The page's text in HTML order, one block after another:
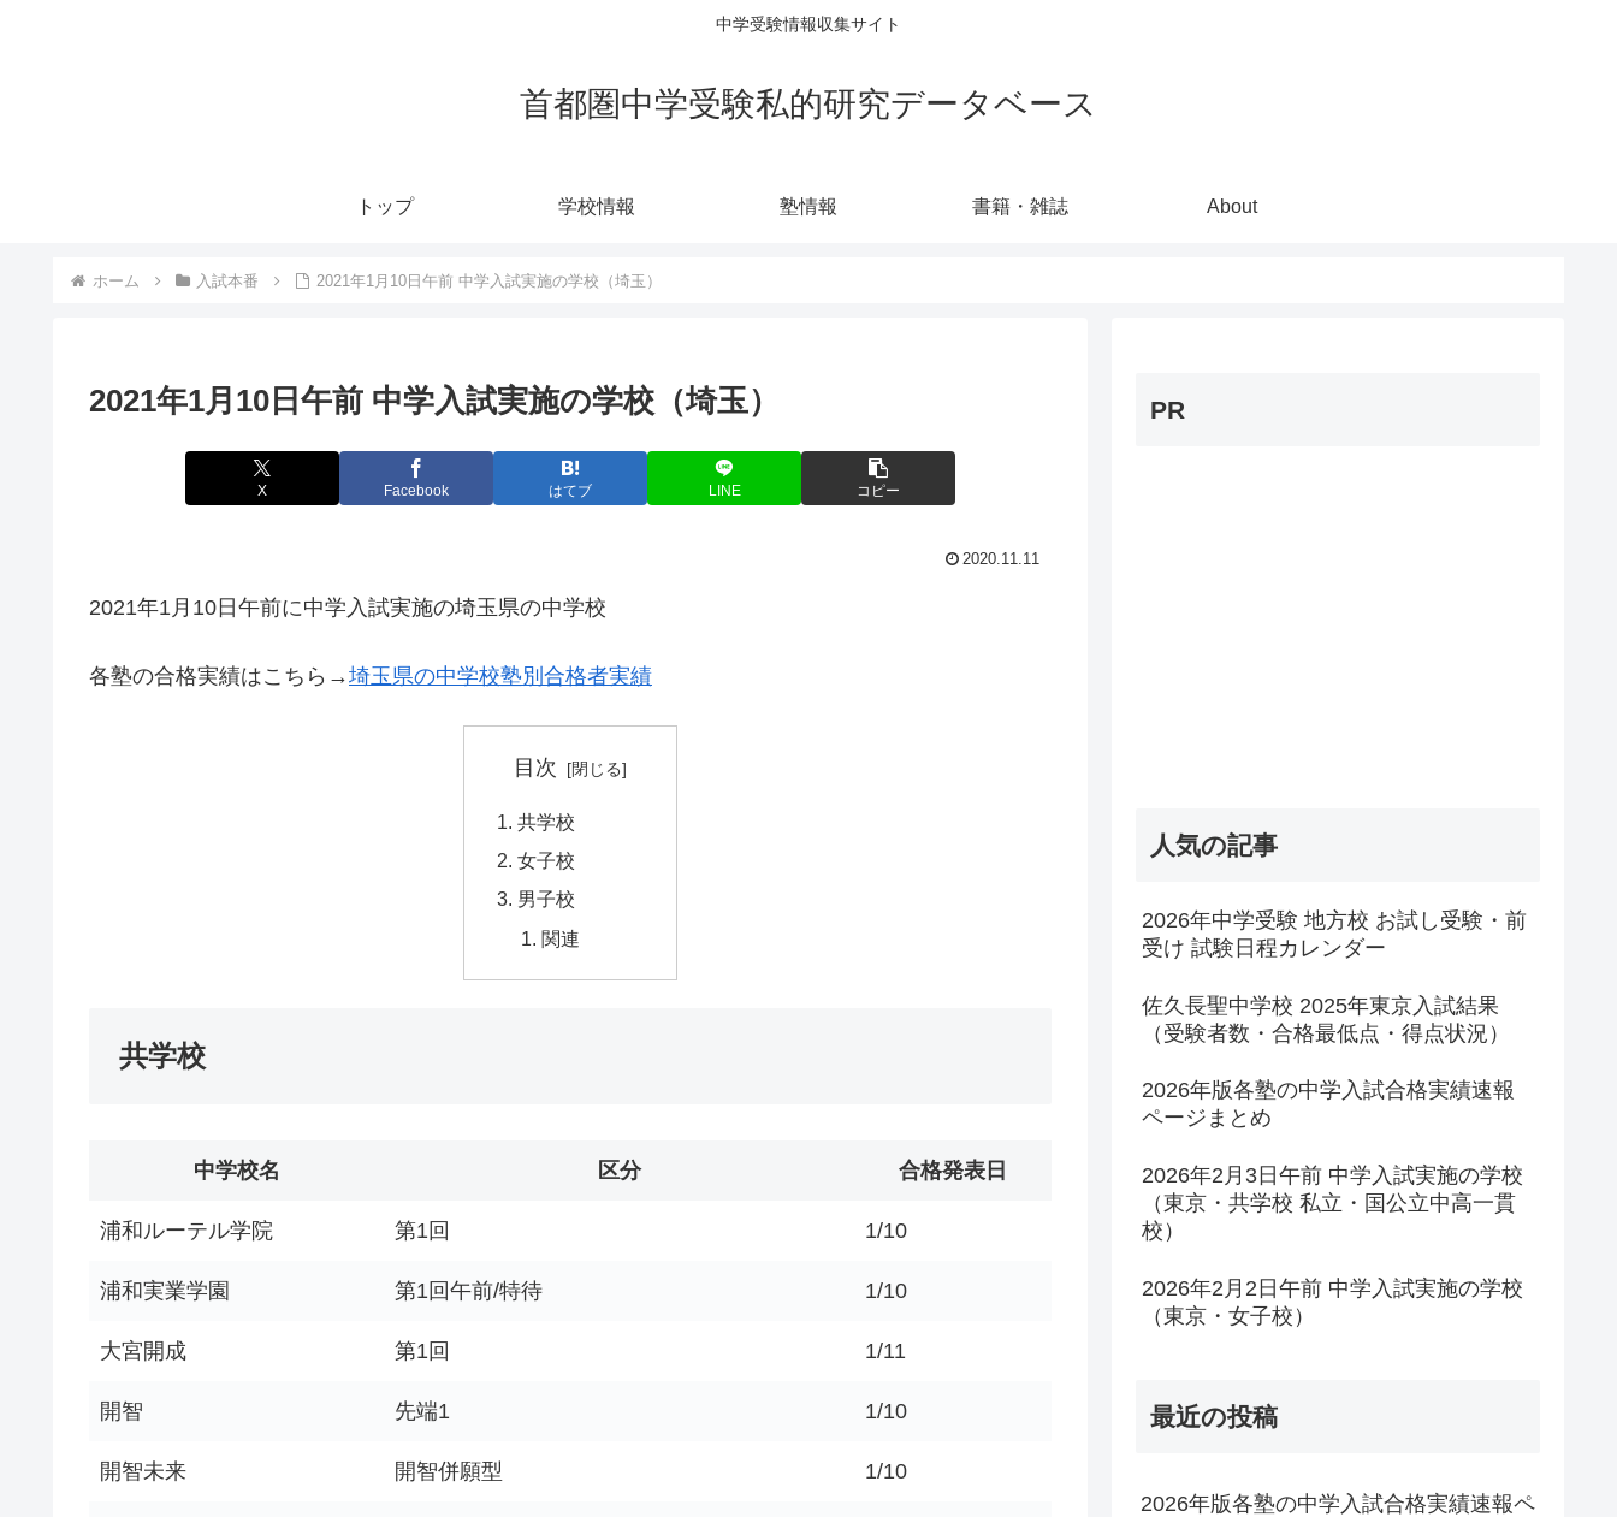
中学受験情報収集サイト
首都圏中学受験私的研究データベース
トップ 学校情報 塾情報 書籍・雑誌 About
ホーム 入試本番 2021年1月10日午前 中学入試実施の学校（埼玉）
2021年1月10日午前 中学入試実施の学校（埼玉）
X Facebook はてブ LINE コピー
2020.11.11
2021年1月10日午前に中学入試実施の埼玉県の中学校
各塾の合格実績はこちら→埼玉県の中学校塾別合格者実績
目次
共学校
女子校
男子校
関連
共学校
中学校名 区分 合格発表日
浦和ルーテル学院 第1回 1/10
浦和実業学園 第1回午前/特待 1/10
大宮開成 第1回 1/11
開智 先端1 1/10
開智未来 開智併願型 1/10
PR
人気の記事
2026年中学受験 地方校 お試し受験・前
受け 試験日程カレンダー
佐久長聖中学校 2025年東京入試結果
（受験者数・合格最低点・得点状況）
2026年版各塾の中学入試合格実績速報
ページまとめ
2026年2月3日午前 中学入試実施の学校
（東京・共学校 私立・国公立中高一貫
校）
2026年2月2日午前 中学入試実施の学校
（東京・女子校）
最近の投稿
2026年版各塾の中学入試合格実績速報ペ